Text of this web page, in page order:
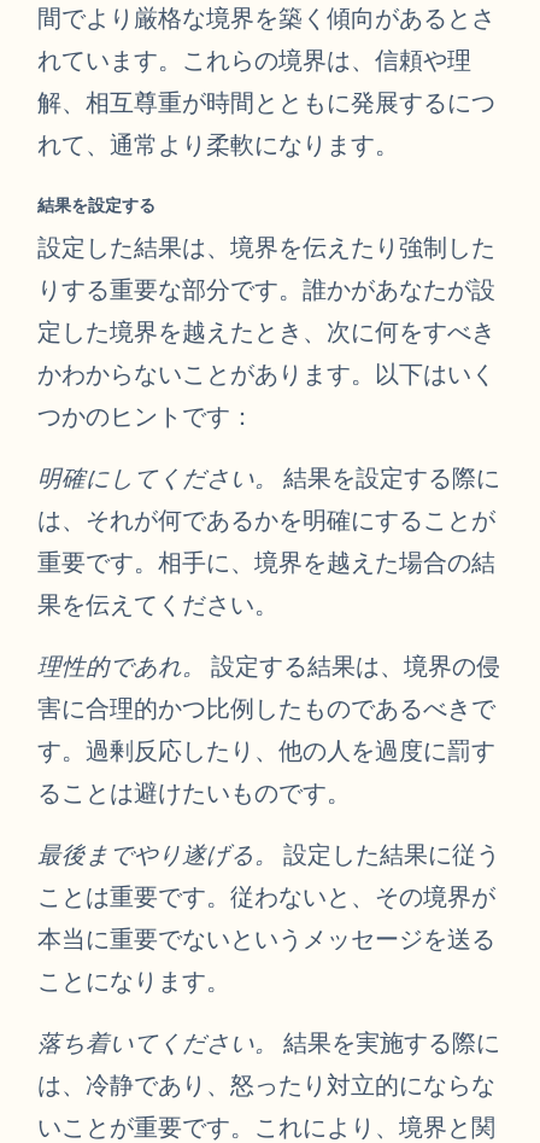
間でより厳格な境界を築く傾向があるとさ
れています。これらの境界は、信頼や理
解、相互尊重が時間とともに発展するにつ
れて、通常より柔軟になります。
結果を設定する
設定した結果は、境界を伝えたり強制した
りする重要な部分です。誰かがあなたが設
定した境界を越えたとき、次に何をすべき
かわからないことがあります。以下はいく
つかのヒントです：
明確にしてください。結果を設定する際に
は、それが何であるかを明確にすることが
重要です。相手に、境界を越えた場合の結
果を伝えてください。
理性的であれ。設定する結果は、境界の侵
害に合理的かつ比例したものであるべきで
す。過剰反応したり、他の人を過度に罰す
ることは避けたいものです。
最後までやり遂げる。
設定した結果に従う
ことは重要です。従わないと、その境界が
本当に重要でないというメッセージを送る
ことになります。
落ち着いてください。
結果を実施する際に
は、冷静であり、怒ったり対立的にならな
いことが重要です。これにより、境界と関